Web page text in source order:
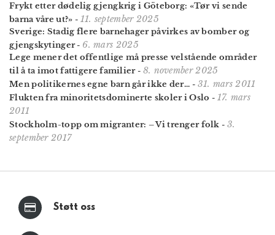
Frykt etter dødelig gjengkrig i Göteborg: «Tør vi sende
barna våre ut?» - 11. september 2025
Sverige: Stadig flere barnehager påvirkes av bomber og
gjengskytinger- 6. mars 2025
Lege mener det offentlige må presse velstående områder
til å ta imot fattigere familier- 8. november 2025
Men politikernes egne barn går ikke der... - 31. mars 2011
Flukten fra minoritetsdominerte skoler i Oslo - 17. mars
2011
Stockholm-topp om migranter: – Vi trenger folk - 3.
september 2017
Støtt oss